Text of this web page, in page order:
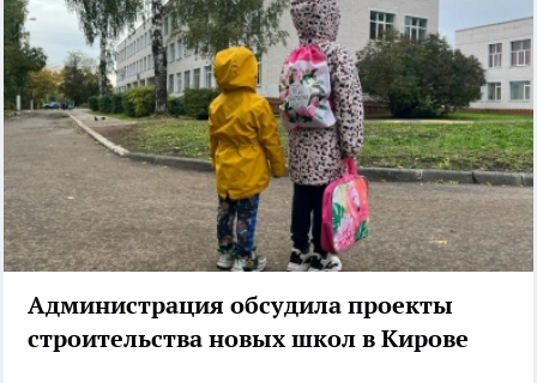
Администрация обсудила проекты
строительства новых школ в Кирове